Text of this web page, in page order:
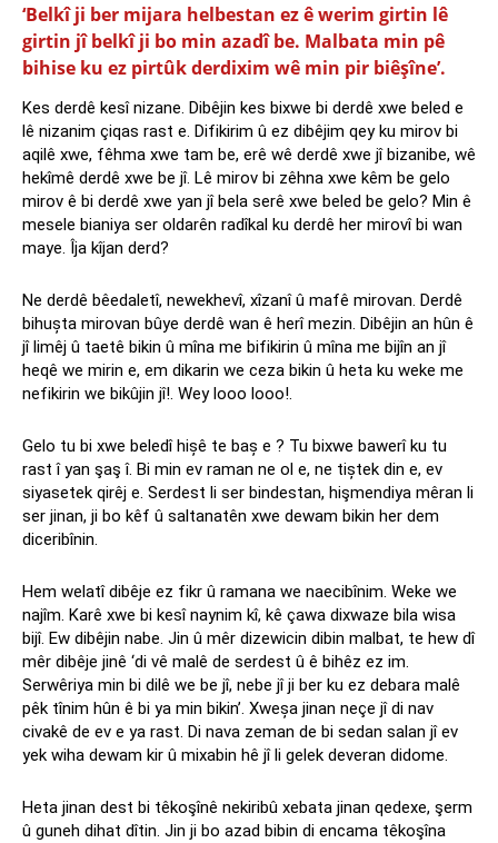
‘Belkî ji ber mijara helbestan ez ê werim girtin lê
girtin jî belkî ji bo min azadî be. Malbata min pê
bihise ku ez pirtûk derdixim wê min pir biêşîne’.
Kes derdê kesî nizane. Dibêjin kes bixwe bi derdê xwe beled e
lê nizanim çiqas rast e. Difikirim û ez dibêjim qey ku mirov bi
aqilê xwe, fêhma xwe tam be, erê wê derdê xwe jî bizanibe, wê
hekîmê derdê xwe be jî. Lê mirov bi zêhna xwe kêm be gelo
mirov ê bi derdê xwe yan jî bela serê xwe beled be gelo? Min ê
mesele bianiya ser oldarên radîkal ku derdê her mirovî bi wan
maye. Îja kîjan derd?
Ne derdê bêedaletî, newekhevî, xîzanî û mafê mirovan. Derdê
bihușta mirovan bûye derdê wan ê herî mezin. Dibêjin an hûn ê
jî limêj û taetê bikin û mîna me bifikirin û mîna me bijîn an jî
heqê we mirin e, em dikarin we ceza bikin û heta ku weke me
nefikirin we bikûjin jî!. Wey looo looo!.
Gelo tu bi xwe beledî hișê te baș e ? Tu bixwe bawerî ku tu
rast î yan şaş î. Bi min ev raman ne ol e, ne tiștek din e, ev
siyasetek qirêj e. Serdest li ser bindestan, hişmendiya mêran li
ser jinan, ji bo kêf û saltanatên xwe dewam bikin her dem
diceribînin.
Hem welatî dibêje ez fikr û ramana we naecibînim. Weke we
najîm. Karê xwe bi kesî naynim kî, kê çawa dixwaze bila wisa
bijî. Ew dibêjin nabe. Jin û mêr dizewicin dibin malbat, te hew dî
mêr dibêje jinê ‘di vê malê de serdest û ê bihêz ez im.
Serwêriya min bi dilê we be jî, nebe jî ji ber ku ez debara malê
pêk tînim hûn ê bi ya min bikin’. Xweșa jinan neçe jî di nav
civakê de ev e ya rast. Di nava zeman de bi sedan salan jî ev
yek wiha dewam kir û mixabin hê jî li gelek deveran didome.
Heta jinan dest bi têkoşînê nekiribû xebata jinan qedexe, şerm
û guneh dihat dîtin. Jin ji bo azad bibin di encama têkoşîna